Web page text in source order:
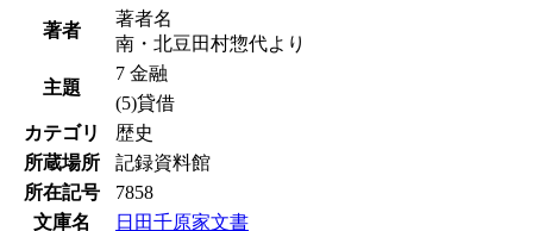
著者
著者名
南・北豆田村惣代より
主題
7 金融
(5)貸借
カテゴリ
歴史
所蔵場所
記録資料館
所在記号
7858
文庫名
日田千原家文書